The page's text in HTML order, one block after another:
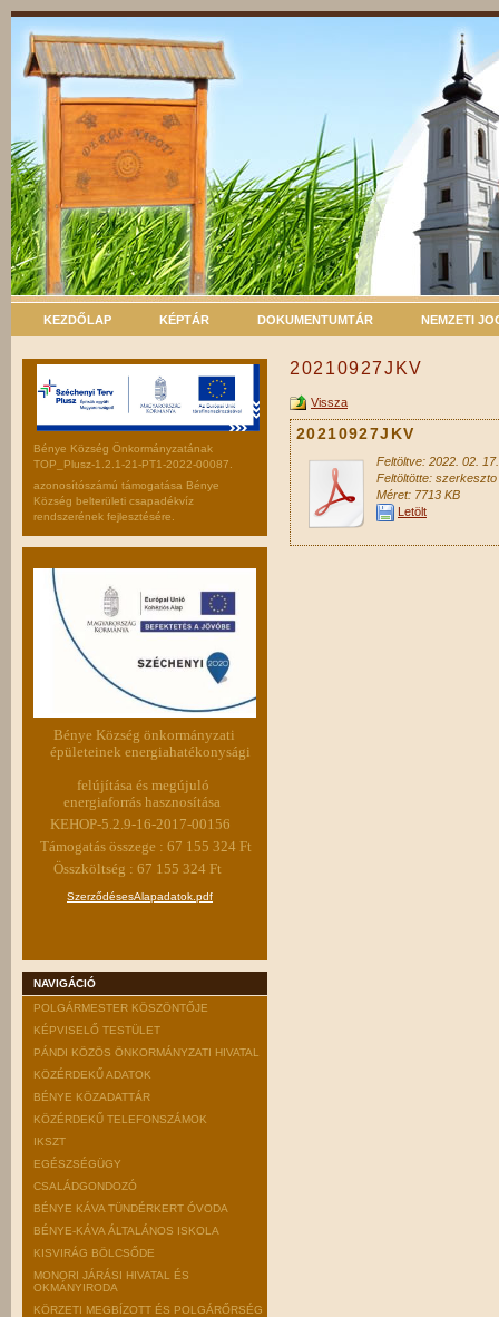
KEZDŐLAP KÉPTÁR DOKUMENTUMTÁR NEMZETI
Bénye Község Önkormányzatának
TOP_Plusz-1.2.1-21-PT1-2022-00087.
azonosítószámú támogatása Bénye
Község belterületi csapadékvíz
rendszerének fejlesztésére.
Bénye Község önkormányzati
épületeinek energiahatékonysági
felújítása és megújuló
energiaforrás hasznosítása
KEHOP-5.2.9-16-2017-00156
Támogatás összege : 67 155 324 Ft
Összköltség : 67 155 324 Ft
SzerződésesAlapadatok.pdf
NAVIGÁCIÓ
POLGÁRMESTER KÖSZÖNTŐJE
KÉPVISELŐ TESTÜLET
PÁNDI KÖZÖS ÖNKORMÁNYZATI HIVATAL
KÖZÉRDEKŰ ADATOK
BÉNYE KÖZADATTÁR
KÖZÉRDEKŰ TELEFONSZÁMOK
IKSZT
EGÉSZSÉGÜGY
CSALÁDGONDOZÓ
BÉNYE KÁVA TÜNDÉRKERT ÓVODA
BÉNYE-KÁVA ÁLTALÁNOS ISKOLA
KISVIRÁG BÖLCSŐDE
MONORI JÁRÁSI HIVATAL ÉS
OKMÁNYIRODA
KÖRZETI MEGBÍZOTT ÉS POLGÁRŐRSÉG
20210927JKV
Vissza
20210927JKV
Feltöltve: 2022. 02. 17.
Feltöltötte: szerkeszto
Méret: 7713 KB
Letölt